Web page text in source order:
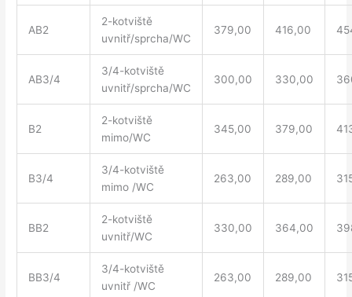
AB2
2-kotviště
uvnitř/sprcha/WC
379,00 416,00
AB3/4
3/4-kotviště
uvnitř/sprcha/WC
300,00 330,00
B2
2-kotviště
mimo/WC
345,00 379,00
B3/4
3/4-kotviště
mimo /WC
263,00 289,00
BB2
2-kotviště
uvnitř/WC
330,00 364,00
BB3/4
3/4-kotviště
uvnitř /WC
263,00 289,00